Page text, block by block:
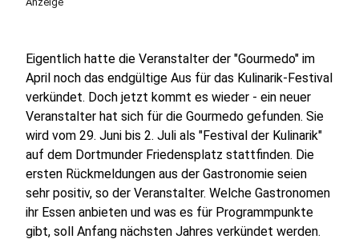
Eigentlich hatte die Veranstalter der "Gourmedo" im
April noch das endgültige Aus für das Kulinarik-Festival
verkündet. Doch jetzt kommt es wieder - ein neuer
Veranstalter hat sich für die Gourmedo gefunden. Sie
wird vom 29. Juni bis 2. Juli als "Festival der Kulinarik"
auf dem Dortmunder Friedensplatz stattfinden. Die
ersten Rückmeldungen aus der Gastronomie seien
sehr positiv, so der Veranstalter. Welche Gastronomen
ihr Essen anbieten und was es für Programmpunkte
gibt, soll Anfang nächsten Jahres verkündet werden.